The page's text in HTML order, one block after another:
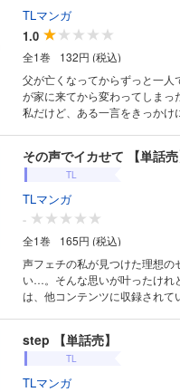
TLマンガ
1.0
全1巻
132円 (税込)
父が亡くなってからずっと一
が家に来てから変わってしま
私だけど、ある一言をきっかけにアイツ
その声でイカせて 【単話売
TL
TLマンガ
-
全1巻
165円 (税込)
声フェチの私が見つけた理想
い…。そんな思いが叶ったけれ
は、他コンテンツに収録され
step 【単話売】
TL
TLマンガ